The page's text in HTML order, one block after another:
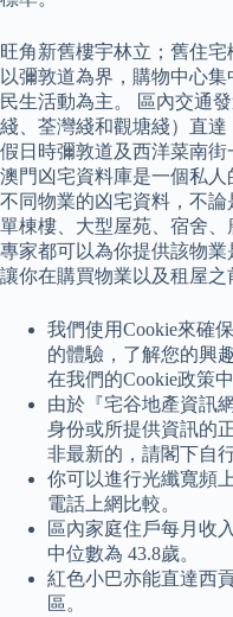
旺角新舊樓宇林立；舊住宅
以彌敦道為界，購物中心
民生活動為主。 區內交通
綫、荃灣綫和觀塘綫）直達
假日時彌敦道及西洋菜南
澳門凶宅資料庫是一個私
不同物業的凶宅資料，不論
單棟樓、大型屋苑、宿舍
專家都可以為你提供該物業
讓你在購買物業以及租屋之
我們使用Cookie來確
的體驗，了解您的興
在我們的Cookie政策
由於『宅谷地產資訊
身份或所提供資訊的
非最新的，請閣下自
你可以進行光纖寬頻
電話上網比較。
區內家庭住戶每月收
中位數為 43.8歲。
紅色小巴亦能直達西
區。